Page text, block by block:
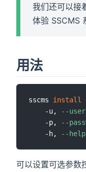
我们还可以接
体验 SSCMS
用法
sscms install
    -u,
--
    -p,
--
    -h,
--help
可以设置可选参数